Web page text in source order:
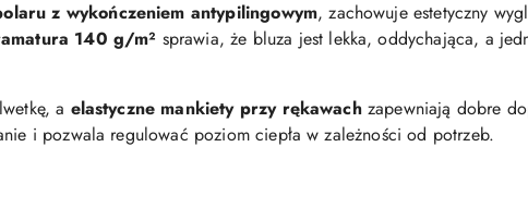
z wykończeniem antypilingowym, zachowuje estetyczny
140 g/m² sprawia, że bluza jest lekka, oddychająca, a
a elastyczne mankiety przy rękawachzapewniają dobre
i pozwala regulować poziom ciepła w zależności od potrzeb.